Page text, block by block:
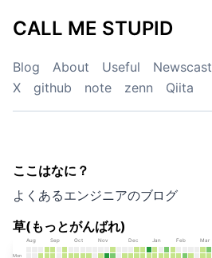
CALL ME STUPID
Blog About Useful
Newscast
X
github note zenn Qiita
CALL ME STUPID
ここはなに？
よくあるエンジニアのブログ
草(もっとがんばれ)